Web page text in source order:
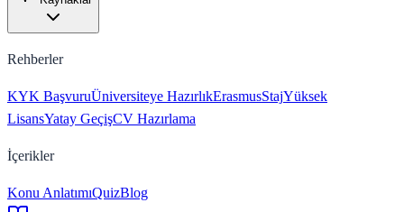
Rehberler
KYK BaşvuruÜniversiteye HazırlıkErasmusStajYüksek
LisansYatay GeçişCV Hazırlama
İçerikler
Konu AnlatımıQuizBlog